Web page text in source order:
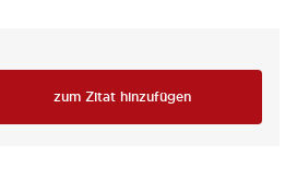
zum Zitat hinzufügen